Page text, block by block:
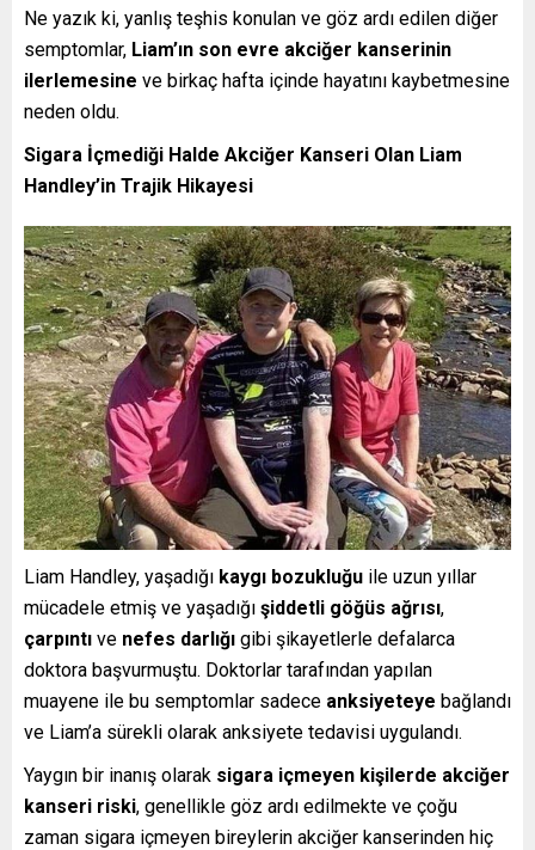
Ne yazık ki, yanlış teşhis konulan ve göz ardı edilen diğer
semptomlar, Liam’ın son evre akciğer kanserinin
ilerlemesine ve birkaç hafta içinde hayatını kaybetmesine
neden oldu.
Sigara İçmediği Halde Akciğer Kanseri Olan Liam
Handley’in Trajik Hikayesi
Liam Handley, yaşadığı kaygı bozukluğu ile uzun yıllar
mücadele etmiş ve yaşadığı şiddetli göğüs ağrısı,
çarpıntı ve nefes darlığı gibi şikayetlerle defalarca
doktora başvurmuştu. Doktorlar tarafından yapılan
muayene ile bu semptomlar sadece anksiyeteye bağlandı
ve Liam’a sürekli olarak anksiyete tedavisi uygulandı.
Yaygın bir inanış olarak sigara içmeyen kişilerde akciğer
kanseri riski, genellikle göz ardı edilmekte ve çoğu
zaman sigara içmeyen bireylerin akciğer kanserinden hiç